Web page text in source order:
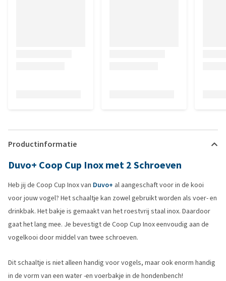
Productinformatie
Duvo+ Coop Cup Inox met 2 Schroeven
Heb jij de Coop Cup Inox van Duvo+ al aangeschaft voor in de kooi
voor jouw vogel? Het schaaltje kan zowel gebruikt worden als voer- en
drinkbak. Het bakje is gemaakt van het roestvrij staal inox. Daardoor
gaat het lang mee. Je bevestigt de Coop Cup Inox eenvoudig aan de
vogelkooi door middel van twee schroeven.
Dit schaaltje is niet alleen handig voor vogels, maar ook enorm handig
in de vorm van een water -en voerbakje in de hondenbench!